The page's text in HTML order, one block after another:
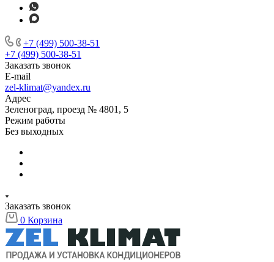
+7 (499) 500-38-51
+7 (499) 500-38-51
Заказать звонок
E-mail
zel-klimat@yandex.ru
Адрес
Зеленоград, проезд № 4801, 5
Режим работы
Без выходных
Заказать звонок
0 Корзина